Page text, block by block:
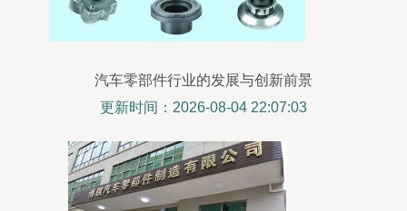
汽车零部件行业的发展与创新前景
更新时间：2026-08-04 22:07:03